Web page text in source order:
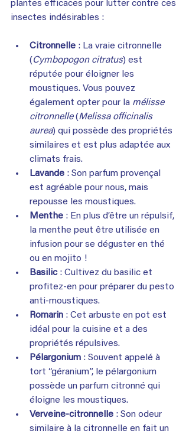
plantes efficaces pour lutter contre ces
insectes indésirables :
Citronnelle : La vraie citronnelle
(Cymbopogon citratus) est
réputée pour éloigner les
moustiques. Vous pouvez
également opter pour la mélisse
citronnelle (Melissa officinalis
aurea) qui possède des propriétés
similaires et est plus adaptée aux
climats frais.
Lavande : Son parfum provençal
est agréable pour nous, mais
repousse les moustiques.
Menthe : En plus d’être un répulsif,
la menthe peut être utilisée en
infusion pour se déguster en thé
ou en mojito !
Basilic : Cultivez du basilic et
profitez-en pour préparer du pesto
anti-moustiques.
Romarin : Cet arbuste en pot est
idéal pour la cuisine et a des
propriétés répulsives.
Pélargonium : Souvent appelé à
tort “géranium”, le pélargonium
possède un parfum citronné qui
éloigne les moustiques.
Verveine-citronnelle : Son odeur
similaire à la citronnelle en fait un